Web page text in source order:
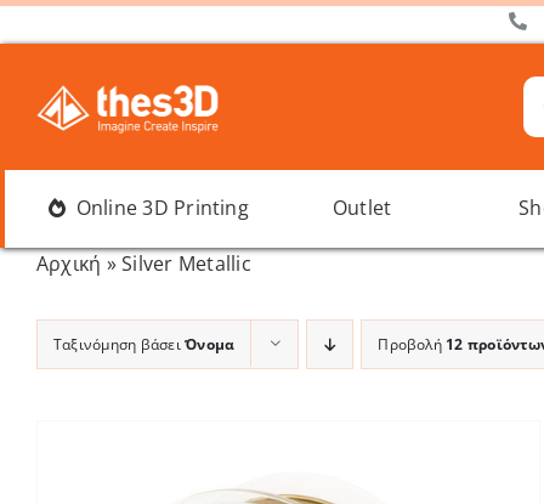
Μετάβαση
στο
περιεχόμενο
Online 3D Printing Outlet
Αρχική »Silver Metallic
Ταξινόμηση βάσειΌνομα Προβολή 12